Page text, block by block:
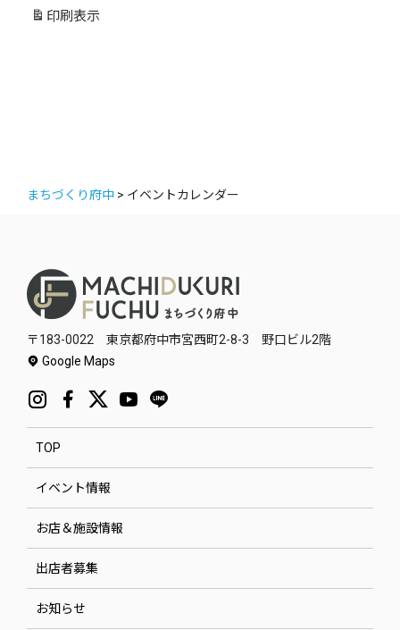
リ
印刷 表示
まちづくり府中 > イベントカレンダー
〒183-0022 東京都府中市宮西町2-8-3 野口ビル2階
Google Maps
TOP
イベント情報
お店＆施設情報
出店者募集
お知らせ